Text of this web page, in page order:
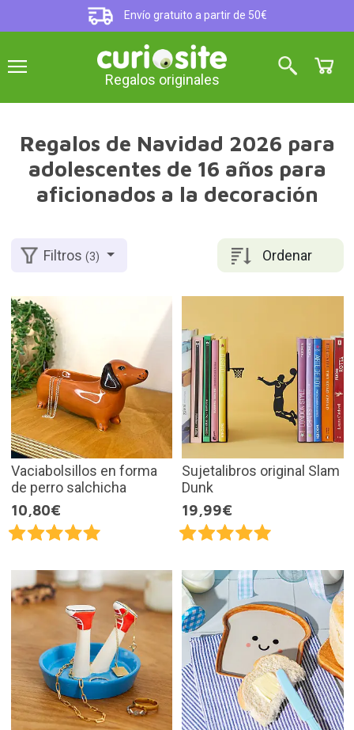
Envío gratuito a partir de 50€
Regalos originales
Regalos de Navidad 2026 para
adolescentes de 16 años para
aficionados a la decoración
Ordenar
Filtros(3)
Vaciabolsillos en forma
de perro salchicha
10,80€
Sujetalibros original Slam
Dunk
19,99€